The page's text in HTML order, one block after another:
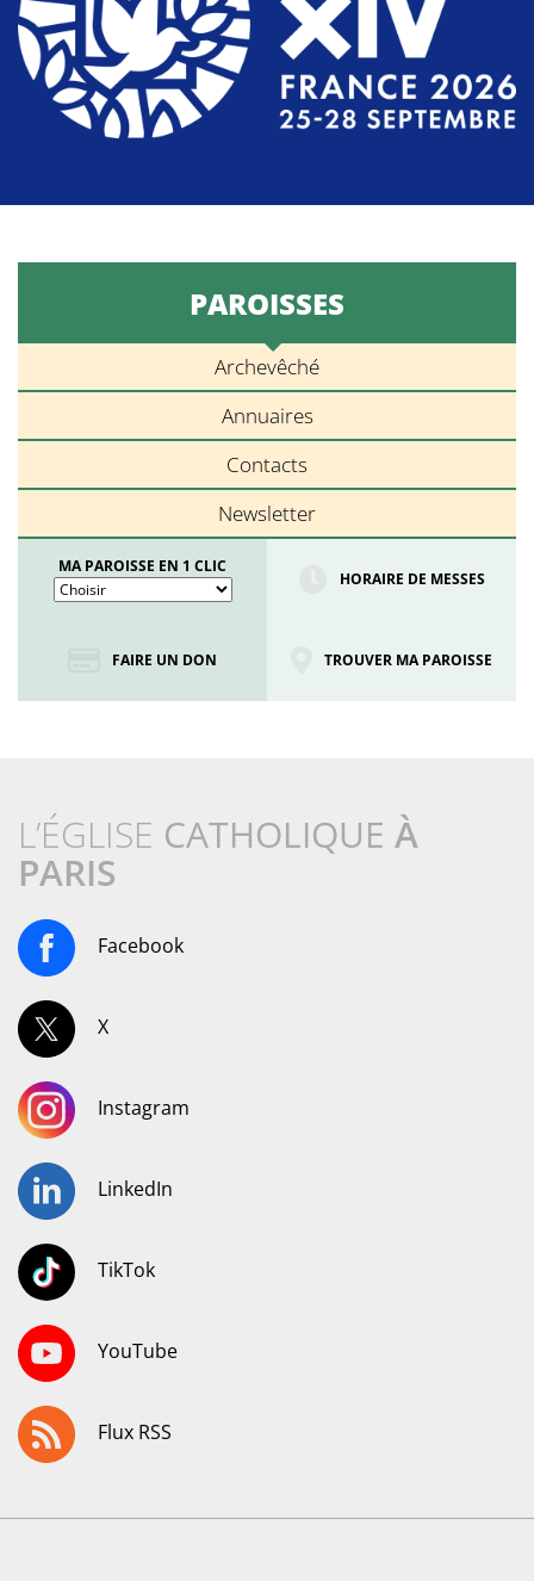
PAROISSES
Archevêché
Annuaires
Contacts
Newsletter
MA PAROISSE EN 1 CLIC
HORAIRE DE MESSES
FAIRE UN DON TROUVER MA PAROISSE
L’ÉGLISE CATHOLIQUE À
PARIS
Facebook
X
Instagram
LinkedIn
TikTok
YouTube
Flux RSS